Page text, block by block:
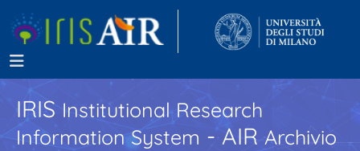
IRISInstitutional Research
Information System - AIR Archivio